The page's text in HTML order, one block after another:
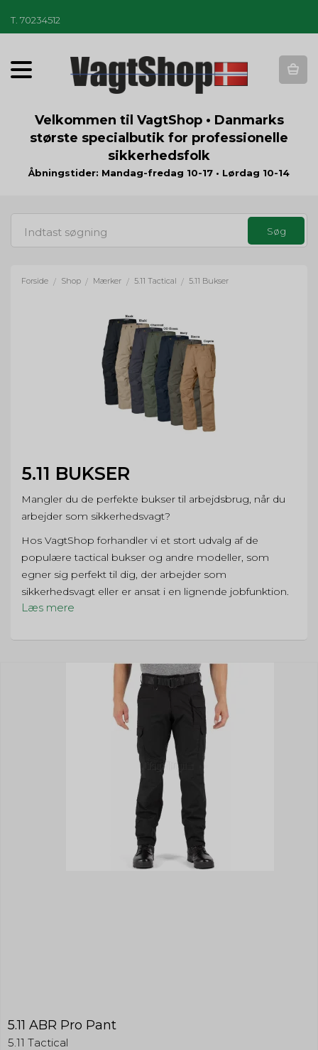
T 70234512
T
o
g
a
t
o
Velkommen til VagtShop • Danmarks
største specialbutik for professionelle
sikkerhedsfolk
Åbningstider: Mandag-fredag 10-17 • Lørdag 10-14
Forside / Shop / Mærker / 5.11 Tactical / 5.11 Bukser
5.11 BUKSER
Mangler du de perfekte bukser til arbejdsbrug, når du
arbejder som sikkerhedsvagt?
Hos VagtShop forhandler vi et stort udvalg af de
populære tactical bukser og andre modeller, som
egner sig perfekt til dig, der arbejder som
sikkerhedsvagt eller er ansat i en lignende jobfunktion.
Læs mere
5.11 ABR Pro Pant
5.11 Tactical